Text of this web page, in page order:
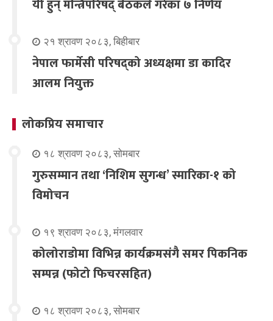
यी हुन् मन्त्रिपरिषद् बैठकले गरेका ७ निर्णय
२१ श्रावण २०८३, बिहीबार
नेपाल फार्मेसी परिषद्को अध्यक्षमा डा कादिर
आलम नियुक्त
लोकप्रिय समाचार
१८ श्रावण २०८३, सोमबार
गुरुसम्मान तथा ‘निशिम सुगन्ध’ स्मारिका-१ को
विमोचन
१९ श्रावण २०८३, मंगलवार
कोलोराडोमा विभिन्न कार्यक्रमसंगै समर पिकनिक
सम्पन्न (फोटो फिचरसहित)
१८ श्रावण २०८३, सोमबार